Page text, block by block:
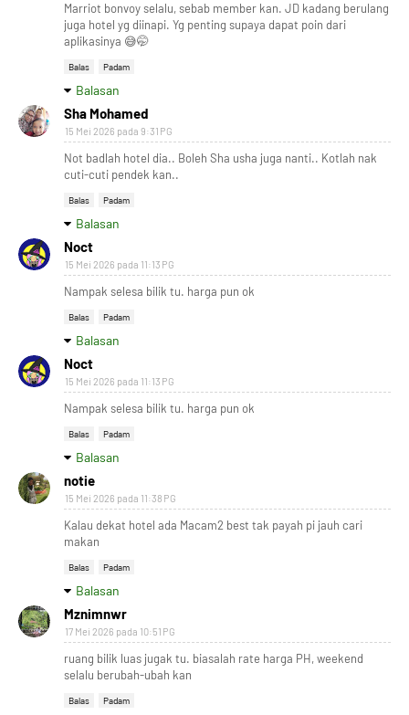
Marriot bonvoy selalu, sebab member kan. JD kadang berulang
juga hotel yg diinapi. Yg penting supaya dapat poin dari
aplikasinya 😅🤭
Balas Padam
Balasan
Sha Mohamed
15 Mei 2026 pada 9:31 PG
Not badlah hotel dia.. Boleh Sha usha juga nanti.. Kotlah nak
cuti-cuti pendek kan..
Balas Padam
Balasan
Noct
15 Mei 2026 pada 11:13 PG
Nampak selesa bilik tu. harga pun ok
Balas Padam
Balasan
Noct
15 Mei 2026 pada 11:13 PG
Nampak selesa bilik tu. harga pun ok
Balas Padam
Balasan
notie
15 Mei 2026 pada 11:38 PG
Kalau dekat hotel ada Macam2 best tak payah pi jauh cari
makan
Balas Padam
Balasan
Mznimnwr
17 Mei 2026 pada 10:51 PG
ruang bilik luas jugak tu. biasalah rate harga PH, weekend
selalu berubah-ubah kan
Balas Padam